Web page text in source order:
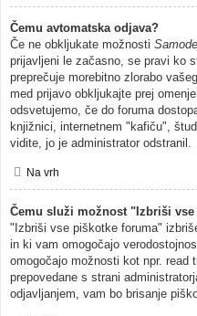
Čemu avtomatska odjava?
Če ne obkljukate možnosti
prijavljeni le začasno, se pravi ko
preprečuje morebitno zlorabo
med prijavo obkljukajte prej
odsvetujemo, če do foruma
knjižnici, internetnem "kafiču",
vidite, jo je administrator odstranil.
Na vrh
Čemu služi možnost "Izbriši
"Izbriši vse piškotke foruma"
in ki vam omogočajo
omogočajo možnosti kot npr. read
prepovedane s strani
odjavljanjem, vam bo brisanje